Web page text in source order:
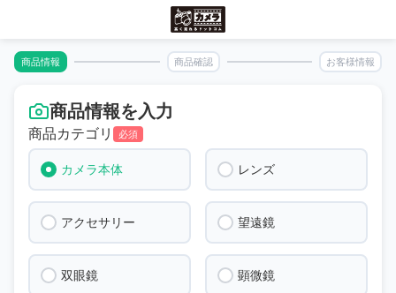
商品情報 商品確認 お客様情報
商品情報を入力
商品カテゴリ 必須
カメラ本体 レンズ
アクセサリー 望遠鏡
双眼鏡 顕微鏡